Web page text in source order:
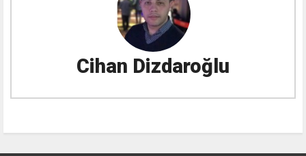
Cihan Dizdaroğlu